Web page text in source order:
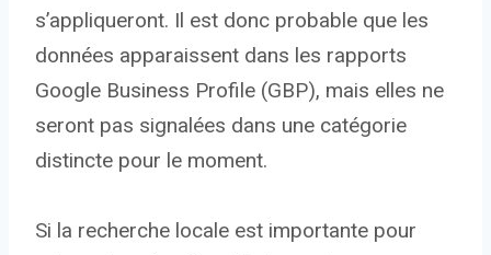
s’appliqueront. Il est donc probable que les
données apparaissent dans les rapports
Google Business Profile (GBP), mais elles ne
seront pas signalées dans une catégorie
distincte pour le moment.
Si la recherche locale est importante pour